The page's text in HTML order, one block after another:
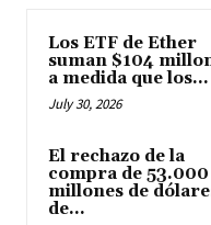
Los ETF de Ether
suman $104
a medida que los...
July 30, 2026
El rechazo de la
compra de 53.000
millones de
de...